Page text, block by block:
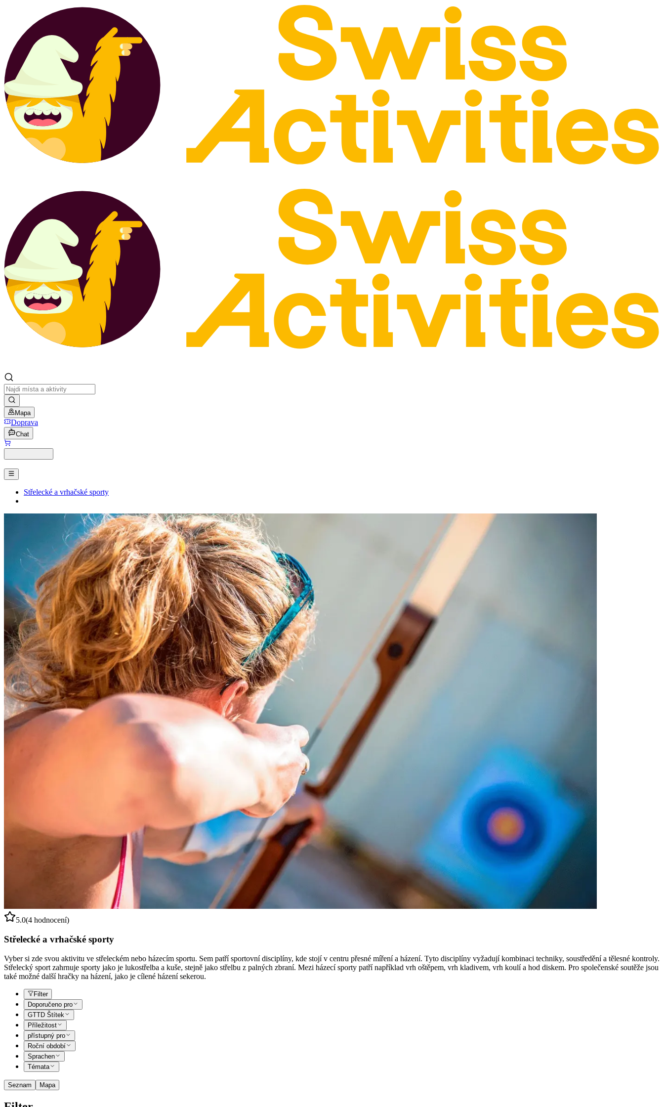
Mapa
Doprava
Chat
Střelecké a vrhačské sporty
5.0(4 hodnocení)
Střelecké a vrhačské sporty
Vyber si zde svou aktivitu ve střeleckém nebo házecím sportu. Sem patří sportovní disciplíny, kde stojí v centru přesné míření a házení. Tyto disciplíny vyžadují kombinaci techniky, soustředění a tělesné kontroly.
Střelecký sport zahrnuje sporty jako je lukostřelba a kuše, stejně jako střelbu z palných zbraní. Mezi házecí sporty patří například vrh oštěpem, vrh kladivem, vrh koulí a hod diskem. Pro společenské soutěže jsou
také možné další hračky na házení, jako je cílené házení sekerou.
Filter
Doporučeno pro
GTTD Štítek
Příležitost
přístupný pro
Roční období
Sprachen
Témata
Seznam Mapa